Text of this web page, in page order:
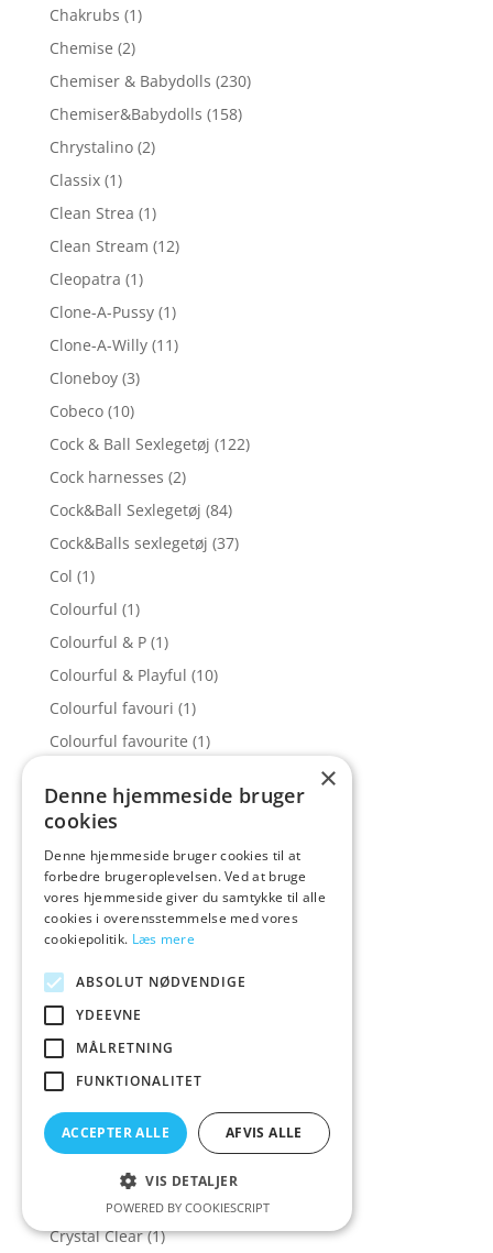
Chakrubs (1)
Chemise (2)
Chemiser & Babydolls (230)
Chemiser&Babydolls (158)
Chrystalino (2)
Classix (1)
Clean Strea (1)
Clean Stream (12)
Cleopatra (1)
Clone-A-Pussy (1)
Clone-A-Willy (11)
Cloneboy (3)
Cobeco (10)
Cock & Ball Sexlegetøj (122)
Cock harnesses (2)
Cock&Ball Sexlegetøj (84)
Cock&Balls sexlegetøj (37)
Col (1)
Colourful (1)
Colourful & P (1)
Colourful & Playful (10)
Colourful favouri (1)
Colourful favourite (1)
COLT (5)
Corsager & Korsetter (158)
Corsager&Korsetter (135)
Corset (16)
Cottelli Collection (573)
Cowgirl (7)
Crave (1)
Crazy Deals (30)
Creature Cocks (43)
Cross Dressing (14)
Crystal Clear (1)
×
Denne hjemmeside bruger
cookies
Denne hjemmeside bruger cookies til at
forbedre brugeroplevelsen. Ved at bruge
vores hjemmeside giver du samtykke til alle
cookies i overensstemmelse med vores
cookiepolitik. Læs mere
ABSOLUT NØDVENDIGE
YDEEVNE
MÅLRETNING
FUNKTIONALITET
ACCEPTER ALLE AFVIS ALLE
VIS DETALJER
POWERED BY COOKIESCRIPT